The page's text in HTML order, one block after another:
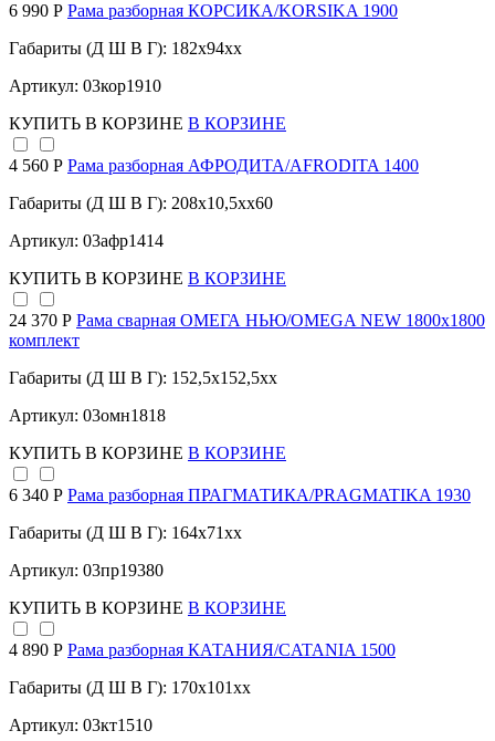
6 990 Р Рама разборная КОРСИКА/KORSIKA 1900
Габариты (Д Ш В Г): 182x94xx
Артикул: 03кор1910
КУПИТЬ В КОРЗИНЕ В КОРЗИНЕ
4 560 Р Рама разборная АФРОДИТА/AFRODITA 1400
Габариты (Д Ш В Г): 208x10,5xx60
Артикул: 03афр1414
КУПИТЬ В КОРЗИНЕ В КОРЗИНЕ
24 370 Р Рама сварная ОМЕГА НЬЮ/OMEGA NEW 1800х1800
комплект
Габариты (Д Ш В Г): 152,5x152,5xx
Артикул: 03омн1818
КУПИТЬ В КОРЗИНЕ В КОРЗИНЕ
6 340 Р Рама разборная ПРАГМАТИКА/PRAGMATIKA 1930
Габариты (Д Ш В Г): 164x71xx
Артикул: 03пр19380
КУПИТЬ В КОРЗИНЕ В КОРЗИНЕ
4 890 Р Рама разборная КАТАНИЯ/CATANIA 1500
Габариты (Д Ш В Г): 170x101xx
Артикул: 03кт1510